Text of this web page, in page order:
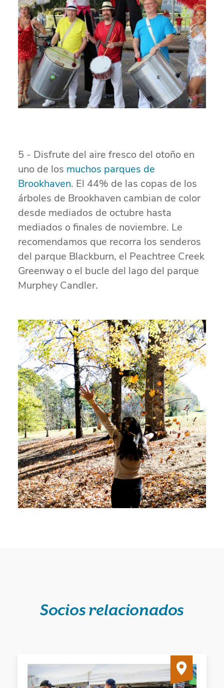
5 - Disfrute del aire fresco del otoño en
uno de los muchos parques de
Brookhaven. El 44% de las copas de los
árboles de Brookhaven cambian de color
desde mediados de octubre hasta
mediados o finales de noviembre. Le
recomendamos que recorra los senderos
del parque Blackburn, el Peachtree Creek
Greenway o el bucle del lago del parque
Murphey Candler.
Socios relacionados